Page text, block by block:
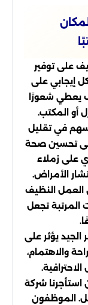
على توفير
إيجابي على
يعطي شعورًا
أو المكتب.
في تقليل
تحسين صحة
على زملاء
الأمراض.
العمل النظيف
المرتبة تجعل
يؤثر على
والاهتمام،
استأجرنا شركة
الموظفون